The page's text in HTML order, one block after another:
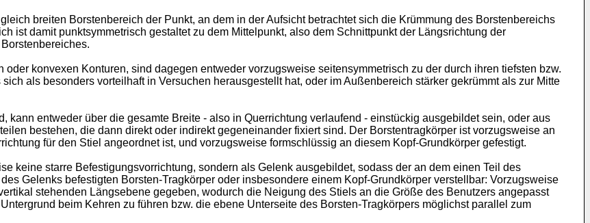
breiten Borstenbereich der Punkt, an dem in der Aufsicht betrachtet sich die Krümmung des Borstenbereichs
ist damit punktsymmetrisch gestaltet zu dem Mittelpunkt, also dem Schnittpunkt der Längsrichtung der
konvexen Konturen, sind dagegen entweder vorzugsweise seitensymmetrisch zu der durch ihren tiefsten bzw.
als besonders vorteilhaft in Versuchen herausgestellt hat, oder im Außenbereich stärker gekrümmt als zur Mitte
kann entweder über die gesamte Breite - also in Querrichtung verlaufend - einstückig ausgebildet sein, oder aus
bestehen, die dann direkt oder indirekt gegeneinander fixiert sind. Der Borstentragkörper ist vorzugsweise an
für den Stiel angeordnet ist, und vorzugsweise formschlüssig an diesem Kopf-Grundkörper gefestigt.
keine starre Befestigungsvorrichtung, sondern als Gelenk ausgebildet, sodass der an dem einen Teil des
Gelenks befestigten Borsten-Tragkörper oder insbesondere einem Kopf-Grundkörper verstellbar: Vorzugsweise
stehenden Längsebene gegeben, wodurch die Neigung des Stiels an die Größe des Benutzers angepasst
beim Kehren zu führen bzw. die ebene Unterseite des Borsten-Tragkörpers möglichst parallel zum